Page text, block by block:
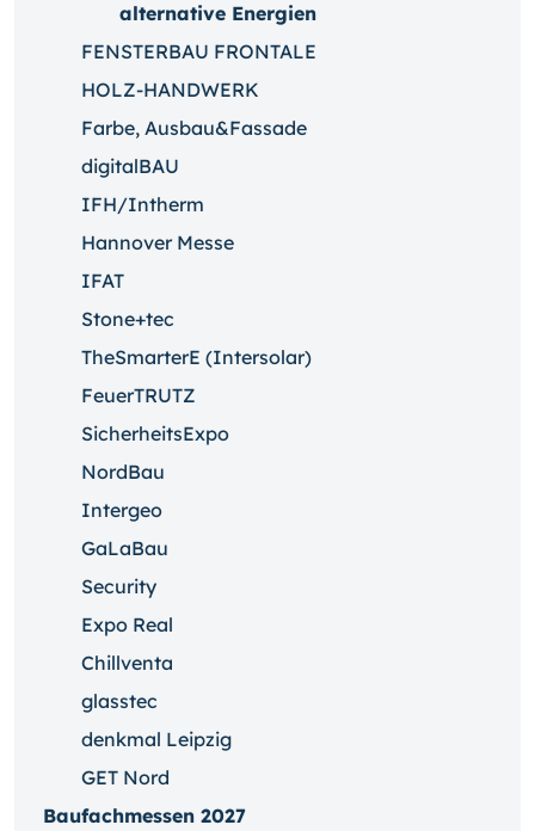
alternative Energien
FENSTERBAU FRONTALE
HOLZ-HANDWERK
Farbe, Ausbau&Fassade
digitalBAU
IFH/Intherm
Hannover Messe
IFAT
Stone+tec
TheSmarterE (Intersolar)
FeuerTRUTZ
SicherheitsExpo
NordBau
Intergeo
GaLaBau
Security
Expo Real
Chillventa
glasstec
denkmal Leipzig
GET Nord
Baufachmessen 2027